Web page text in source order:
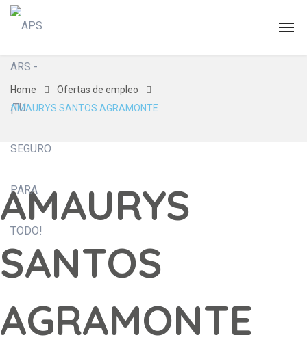
Home
Ofertas de empleo
AMAURYS SANTOS AGRAMONTE
AMAURYS
SANTOS
AGRAMONTE